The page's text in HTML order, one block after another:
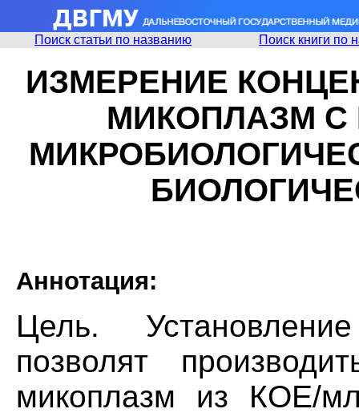
Поиск статьи по названию Поиск книги по
ИЗМЕРЕНИЕ
МИКОПЛАЗМ
Аннотация:
Цель.
позволят
микоплазм из КОЕ/